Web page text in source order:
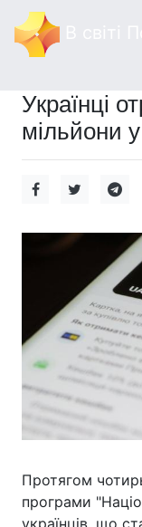
Українці
мільйони
Протягом
програми
українців, що